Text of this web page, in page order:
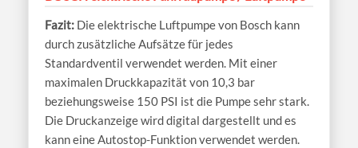
Die elektrische Luftpumpe von Bosch kann
durch zusätzliche Aufsätze für jedes
Standardventil verwendet werden. Mit einer
maximalen Druckkapazität von 10,3 bar
beziehungsweise 150 PSI ist die Pumpe sehr stark.
Die Druckanzeige wird digital dargestellt und es
kann eine Autostop-Funktion verwendet werden.